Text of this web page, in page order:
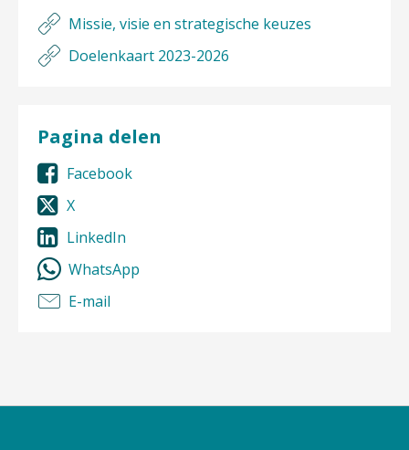
Missie, visie en strategische keuzes
Doelenkaart 2023-2026
Pagina delen
Facebook
X
LinkedIn
WhatsApp
E-mail